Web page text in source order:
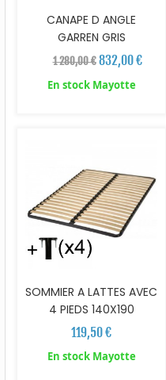
CANAPE D ANGLE
GARREN GRIS
1 280,00 € 832,00 €
En stock Mayotte
SOMMIER A LATTES AVEC
4 PIEDS 140X190
119,50 €
En stock Mayotte